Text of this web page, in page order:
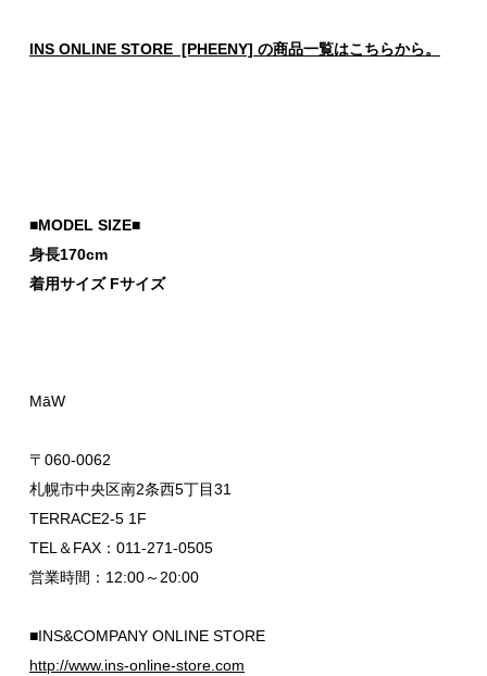
INS ONLINE STORE [PHEENY] の商品一覧はこちらから。
■MODEL SIZE■
身長170cm
着用サイズ Fサイズ
MāW
〒060-0062
札幌市中央区南2条西5丁目31
TERRACE2-5 1F
TEL＆FAX：011-271-0505
営業時間：12:00～20:00
■INS&COMPANY ONLINE STORE
http://www.ins-online-store.com